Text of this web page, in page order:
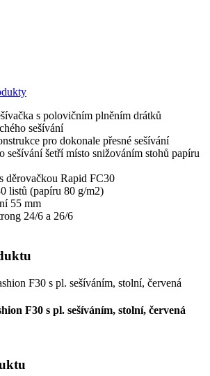
s polovičním plněním drátků
sešívání
pro dokonale přesné sešívání
sešívání šetří místo snižováním stohů papíru
děrovačkou Rapid FC30
listů (papíru 80 g/m2)
55 mm
24/6 a 26/6
F30 s pl. sešíváním, stolní, červená